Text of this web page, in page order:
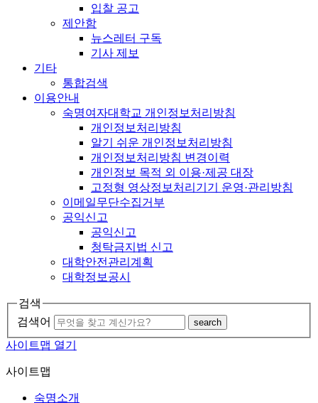
입찰 공고
제안함
뉴스레터 구독
기사 제보
기타
통합검색
이용안내
숙명여자대학교 개인정보처리방침
개인정보처리방침
알기 쉬운 개인정보처리방침
개인정보처리방침 변경이력
개인정보 목적 외 이용·제공 대장
고정형 영상정보처리기기 운영·관리방침
이메일무단수집거부
공익신고
공익신고
청탁금지법 신고
대학안전관리계획
대학정보공시
검색
검색어
search
사이트맵 열기
사이트맵
숙명소개